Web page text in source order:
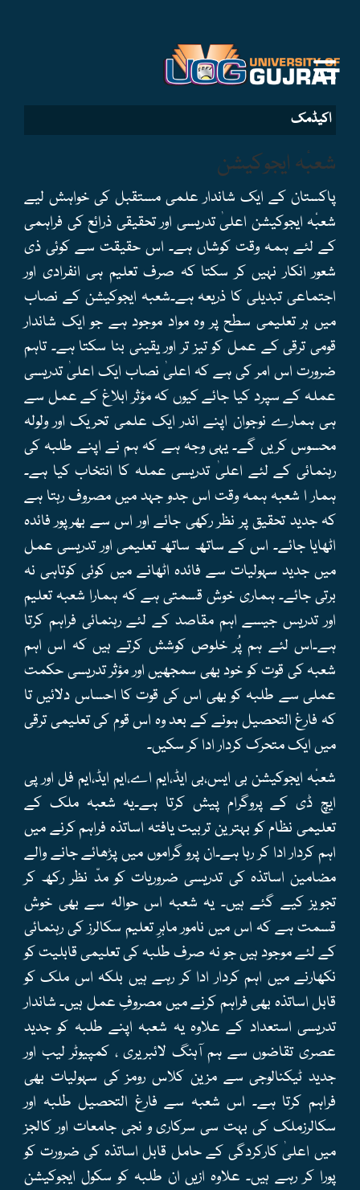
اکیڈمک
شعبٔہ ایجوکیشن
پاکستان کے ایک شاندار علمی مستقبل کی خواہش لیے
شعبٔہ ایجوکیشن اعلیٰ تدریسی اور تحقیقی ذرائع کی فراہمی
کے لئے ہمہ وقت کوشاں ہے۔ اس حقیقت سے کوئی ذی
شعور انکار نہیں کر سکتا کہ صرف تعلیم ہی انفرادی اور
اجتماعی تبدیلی کا ذریعہ ہے۔شعبہ ایجوکیشن کے نصاب
میں ہر تعلیمی سطح پر وہ مواد موجود ہے جو ایک شاندار
قومی ترقی کے عمل کو تیز تر اور یقینی بنا سکتا ہے۔ تاہم
ضرورت اس امر کی ہے کہ اعلیٰ نصاب ایک اعلیٰ تدریسی
عملہ کے سپرد کیا جائے کیوں کہ مؤثر ابلاغ کے عمل سے
ہی ہمارے نوجوان اپنے اندر ایک علمی تحریک اور ولولہ
محسوس کریں گے۔ یہی وجہ ہے کہ ہم نے اپنے طلبہ کی
رہنمائی کے لئے اعلیٰ تدریسی عملہ کا انتخاب کیا ہے۔
ہمار ا شعبہ ہمہ وقت اس جدو جہد میں مصروف رہتا ہے
کہ جدید تحقیق پر نظر رکھی جائے اور اس سے بھرپور فائدہ
اٹھایا جائے۔ اس کے ساتھ ساتھ تعلیمی اور تدریسی عمل
میں جدید سہولیات سے فائدہ اٹھانے میں کوئی کوتاہی نہ
برتی جائے۔ ہماری خوش قسمتی ہے کہ ہمارا شعبہ تعلیم
اور تدریس جیسے اہم مقاصد کے لئے رہنمائی فراہم کرتا
ہے۔اس لئے ہم پُر خلوص کوشش کرتے ہیں کہ اس اہم
شعبہ کی قوت کو خود بھی سمجھیں اور مؤثر تدریسی حکمت
عملی سے طلبہ کو بھی اس کی قوت کا احساس دلائیں تا
کہ فارغ التحصیل ہونے کے بعد وہ اس قوم کی تعلیمی ترقی
میں ایک متحرک کردار ادا کر سکیں۔
شعبٔہ ایجوکیشن بی ایس،بی ایڈ،ایم اے،ایم ایڈ،ایم فل اور پی
ایچ ڈی کے پروگرام پیش کرتا ہے۔یہ شعبہ ملک کے
تعلیمی نظام کو بہترین تربیت یافتہ اساتذہ فراہم کرنے میں
اہم کردار ادا کر رہا ہے۔ان پرو گراموں میں پڑھائے جانے والے
مضامین اساتذہ کی تدریسی ضروریات کو مدّ نظر رکھ کر
تجویز کیے گئے ہیں۔ یہ شعبہ اس حوالہ سے بھی خوش
قسمت ہے کہ اس میں نامور ماہرِ تعلیم سکالرز کی رہنمائی
کے لئے موجود ہیں جو نہ صرف طلبہ کی تعلیمی قابلیت کو
نکھارنے میں اہم کردار ادا کر رہے ہیں بلکہ اس ملک کو
قابل اساتذہ بھی فراہم کرنے میں مصروفِ عمل ہیں۔ شاندار
تدریسی استعداد کے علاوہ یہ شعبہ اپنے طلبہ کو جدید
عصری تقاضوں سے ہم آہنگ لائبریری ، کمپیوٹر لیب اور
جدید ٹیکنالوجی سے مزین کلاس رومز کی سہولیات بھی
فراہم کرتا ہے۔ اس شعبہ سے فارغ التحصیل طلبہ اور
سکالرزملک کی بہت سی سرکاری و نجی جامعات اور کالجز
میں اعلیٰ کارکردگی کے حامل قابل اساتذہ کی ضرورت کو
پورا کر رہے ہیں۔ علاوہ ازیں ان طلبہ کو سکول ایجوکیشن